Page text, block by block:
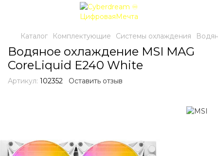
Каталог Комплектующие Системы охлаждения
Водяное охлаждение MSI MAG
CoreLiquid E240 White
Артикул: 102352 Оставить отзыв